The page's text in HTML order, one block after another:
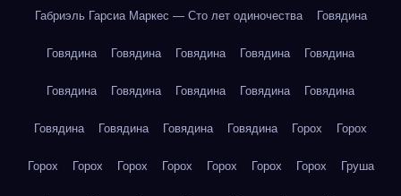
Габриэль Гарсиа Маркес — Сто лет одиночества Говядина
Говядина Говядина Говядина Говядина Говядина
Говядина Говядина Говядина Говядина Говядина
Говядина Говядина Говядина Говядина Горох Горох
Горох Горох Горох Горох Горох Горох Горох Груша